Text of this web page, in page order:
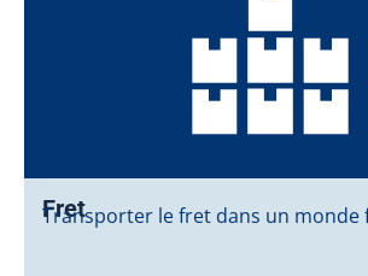
Fret
Transporter le fret dans un monde